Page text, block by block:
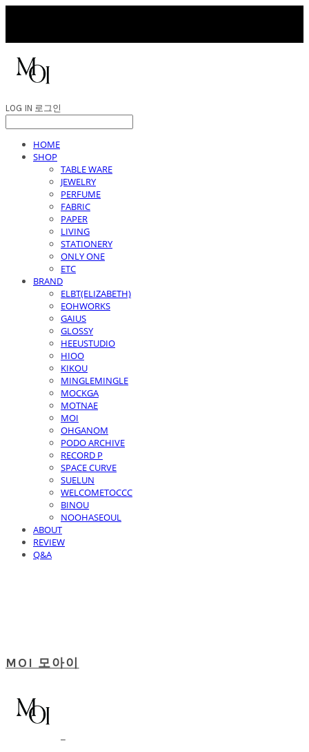
LOG IN 로그인
HOME
SHOP
TABLE WARE
JEWELRY
PERFUME
FABRIC
PAPER
LIVING
STATIONERY
ONLY ONE
ETC
BRAND
ELBT(ELIZABETH)
EOHWORKS
GAIUS
GLOSSY
HEEUSTUDIO
HIOO
KIKOU
MINGLEMINGLE
MOCKGA
MOTNAE
MOI
OHGANOM
PODO ARCHIVE
RECORD P
SPACE CURVE
SUELUN
WELCOMETOCCC
BINOU
NOOHASEOUL
ABOUT
REVIEW
Q&A
MOI 모아이